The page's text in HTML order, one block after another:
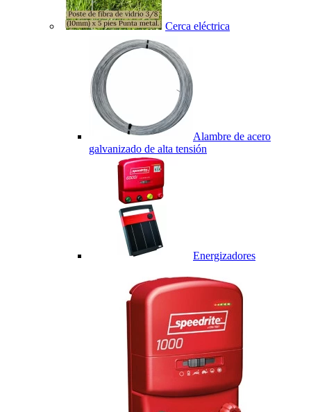
Cerca eléctrica
Alambre de acero
galvanizado de alta tensión
Energizadores